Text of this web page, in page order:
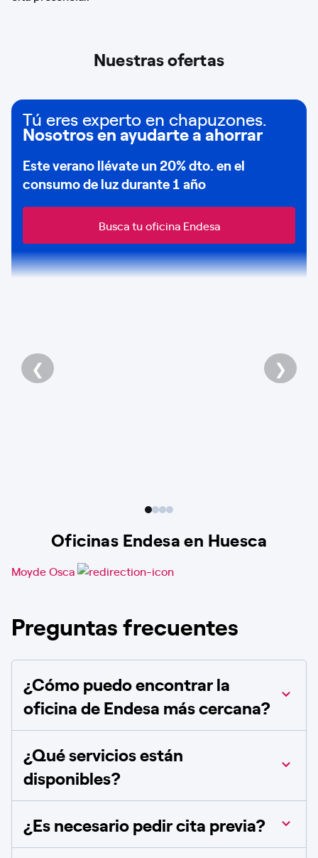
Nuestras ofertas
Tú eres experto en chapuzones.
Nosotros en ayudarte a ahorrar
Este verano llévate un20% dto. en el
consumo deluz durante 1 año
Busca tu oficina Endesa
❮ ❯
Oficinas Endesa en Huesca
Moyde Osca
Preguntas frecuentes
¿Cómo puedo encontrar la
oficina de Endesa más cercana?
¿Qué servicios están
disponibles?
¿Es necesario pedir cita previa?